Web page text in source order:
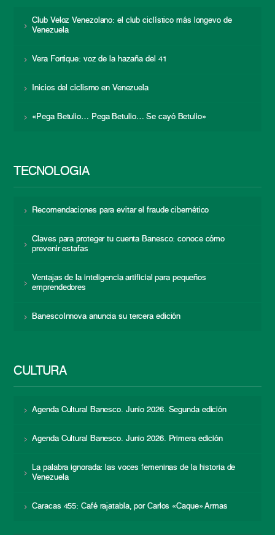
Club Veloz Venezolano: el club ciclístico más longevo de
Venezuela
Vera Fortique: voz de la hazaña del 41
Inicios del ciclismo en Venezuela
«Pega Betulio… Pega Betulio… Se cayó Betulio»
TECNOLOGÍA
Recomendaciones para evitar el fraude cibernético
Claves para proteger tu cuenta Banesco: conoce cómo
prevenir estafas
Ventajas de la inteligencia artificial para pequeños
emprendedores
BanescoInnova anuncia su tercera edición
CULTURA
Agenda Cultural Banesco. Junio 2026. Segunda edición
Agenda Cultural Banesco. Junio 2026. Primera edición
La palabra ignorada: las voces femeninas de la historia de
Venezuela
Caracas 455: Café rajatabla, por Carlos «Caque» Armas